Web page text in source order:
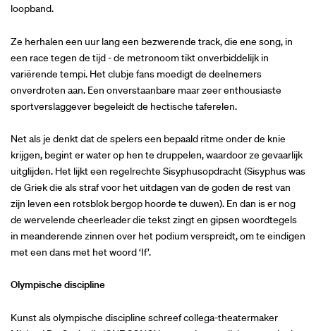
loopband.
Ze herhalen een uur lang een bezwerende track, die ene song, in
een race tegen de tijd - de metronoom tikt onverbiddelijk in
variërende tempi. Het clubje fans moedigt de deelnemers
onverdroten aan. Een onverstaanbare maar zeer enthousiaste
sportverslaggever begeleidt de hectische taferelen.
Net als je denkt dat de spelers een bepaald ritme onder de knie
krijgen, begint er water op hen te druppelen, waardoor ze gevaarlijk
uitglijden. Het lijkt een regelrechte Sisyphusopdracht (Sisyphus was
de Griek die als straf voor het uitdagen van de goden de rest van
zijn leven een rotsblok bergop hoorde te duwen). En dan is er nog
de wervelende cheerleader die tekst zingt en gipsen woordtegels
in meanderende zinnen over het podium verspreidt, om te eindigen
met een dans met het woord ‘If’.
Olympische discipline
Kunst als olympische discipline schreef collega-theatermaker